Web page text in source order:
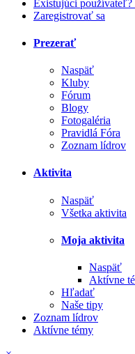
Existujúci používateľ?
Zaregistrovať sa
Prezerať
Naspäť
Kluby
Fórum
Blogy
Fotogaléria
Pravidlá Fóra
Zoznam lídrov
Aktivita
Naspäť
Všetka aktivita
Moja aktivita
Naspäť
Aktívne
Hľadať
Naše tipy
Zoznam lídrov
Aktívne témy